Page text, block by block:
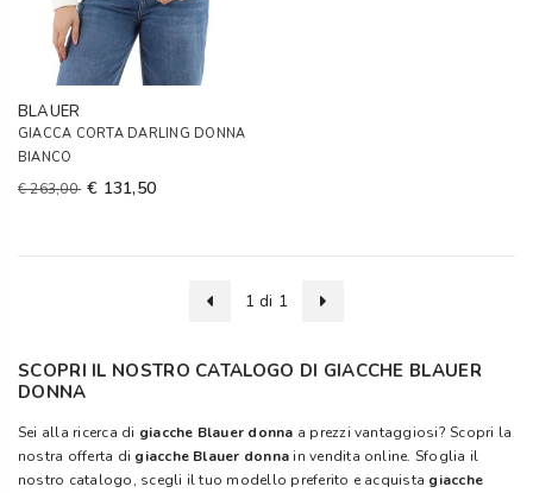
BLAUER
GIACCA CORTA DARLING DONNA
BIANCO
€ 263,00 € 131,50
1 di 1
SCOPRI IL NOSTRO CATALOGO DI GIACCHE BLAUER
DONNA
Sei alla ricerca di giacche Blauer donna a prezzi vantaggiosi? Scopri la
nostra offerta di giacche Blauer donna in vendita online. Sfoglia il
nostro catalogo, scegli il tuo modello preferito e acquista giacche